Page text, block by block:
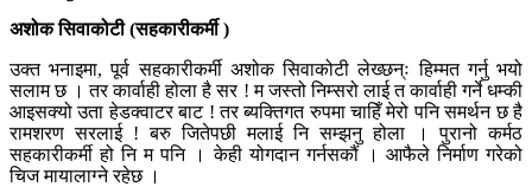
अशोक सिवाकोटी (सहकारीकर्मी )
उक्त भनाइमा, पूर्व सहकारीकर्मी अशोक सिवाकोटी लेख्छन्ः हिम्मत गर्नु भयो
सलाम छ । तर कार्वाही होला है सर ! म जस्तो निम्सरो लाई त कार्वाही गर्ने धम्की
आइसक्यो उता हेडक्वाटर बाट ! तर ब्यक्तिगत रुपमा चाहिँ मेरो पनि समर्थन छ है
रामशरण सरलाई ! बरु जितेपछी मलाई नि सम्झनु होला । पुरानो कर्मठ
सहकारीकर्मी हो नि म पनि । केही योगदान गर्नसकौं । आफैले निर्माण गरेको
चिज मायालाग्ने रहेछ ।